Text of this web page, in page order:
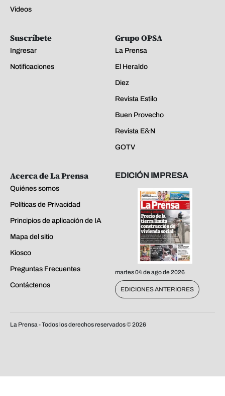
Videos
Suscríbete
Ingresar
Notificaciones
Grupo OPSA
La Prensa
El Heraldo
Diez
Revista Estilo
Buen Provecho
Revista E&N
GOTV
Acerca de La Prensa
Quiénes somos
Políticas de Privacidad
Principios de aplicación de IA
Mapa del sitio
Kiosco
Preguntas Frecuentes
Contáctenos
EDICIÓN IMPRESA
martes 04 de ago de 2026
EDICIONES ANTERIORES
La Prensa - Todos los derechos reservados ©2026